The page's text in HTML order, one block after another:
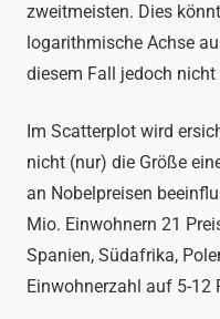
zweitmeisten. Dies
logarithmische Achse
diesem Fall jedoch
Im Scatterplot wird
nicht (nur) die Größe
an Nobelpreisen
Mio. Einwohnern 21
Spanien, Südafrika,
Einwohnerzahl auf 5-12